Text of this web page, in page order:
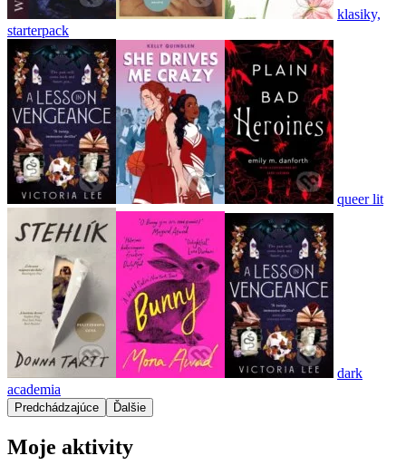
klasiky,
starterpack
queer lit
dark
academia
Predchádzajúce Ďalšie
Moje aktivity